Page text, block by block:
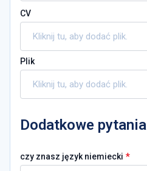
CV
Kliknij tu, aby dodać plik.
Plik
Kliknij tu, aby dodać plik.
Dodatkowe pytania
czy znasz język niemiecki *